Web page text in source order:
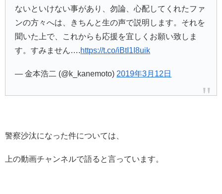
ないといけない事があり、勿論、心配してくれたファ
ンの方々へは、きちんと生の声で説明します。それを
聞いた上で、これからも応援を宜しくお願い致しま
す。すみません….https://t.co/iBtI1I8uik
— 金本浩二 (@k_kanemoto) 2019年3月12日
警察沙汰になった件については、
上の動画チャンネルで語ると言っています。